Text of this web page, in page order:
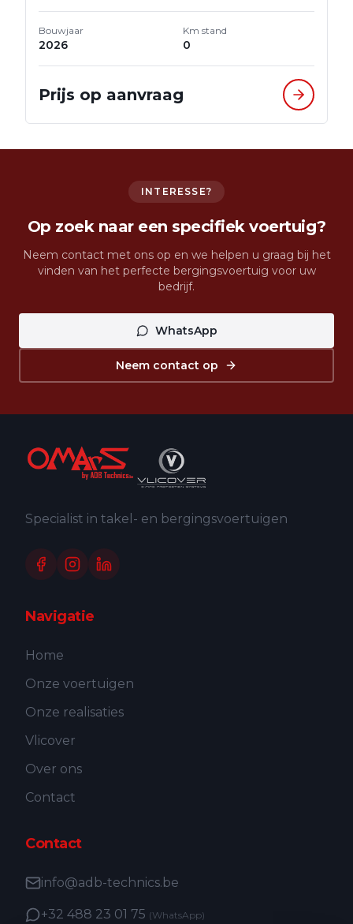
Bouwjaar
2026
Km stand
0
Prijs op aanvraag
INTERESSE?
Op zoek naar een specifiek voertuig?
Neem contact met ons op en we helpen u graag bij het
vinden van het perfecte bergingsvoertuig voor uw
bedrijf.
WhatsApp
Neem contact op
Specialist in takel- en bergingsvoertuigen
Navigatie
Home
Onze voertuigen
Onze realisaties
Vlicover
Over ons
Contact
Contact
info@adb-technics.be
+32 488 23 01 75 (WhatsApp)